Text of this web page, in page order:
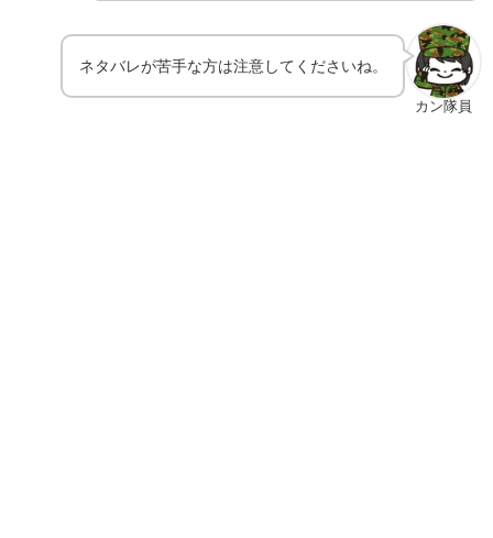
カン隊員
ネタバレが苦手な方は注意してくださいね。